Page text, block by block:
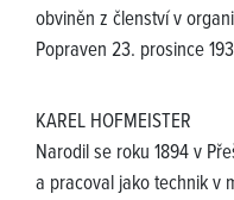
obviněn z členství v
Popraven 23. prosince
KAREL HOFMEISTER
Narodil se roku 1894 v
a pracoval jako technik v